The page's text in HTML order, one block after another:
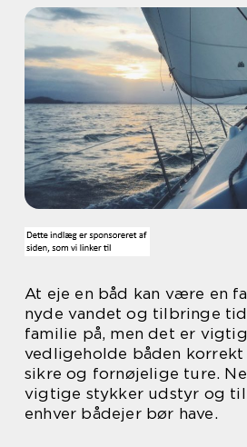
At eje en båd kan være en
nyde vandet og tilbringe
familie på, men det er
vedligeholde båden
sikre og fornøjelige ture.
vigtige stykker udstyr og
enhver bådejer bør have.